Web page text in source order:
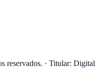
reservados. · Titular: Digital